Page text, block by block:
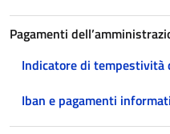
Pagamenti
Indicatore di tempestività
Iban e pagamenti